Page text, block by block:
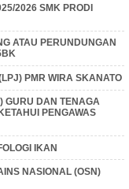
2026 SMK PRODI
ATAU PERUNDUNGAN
PMR WIRA SKANATO
GURU DAN TENAGA
PENGAWAS
IKAN
NASIONAL (OSN)